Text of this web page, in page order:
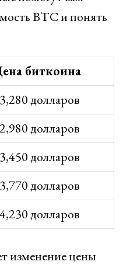
BTC и понять
биткоина
долларов
долларов
долларов
долларов
долларов
изменение цены